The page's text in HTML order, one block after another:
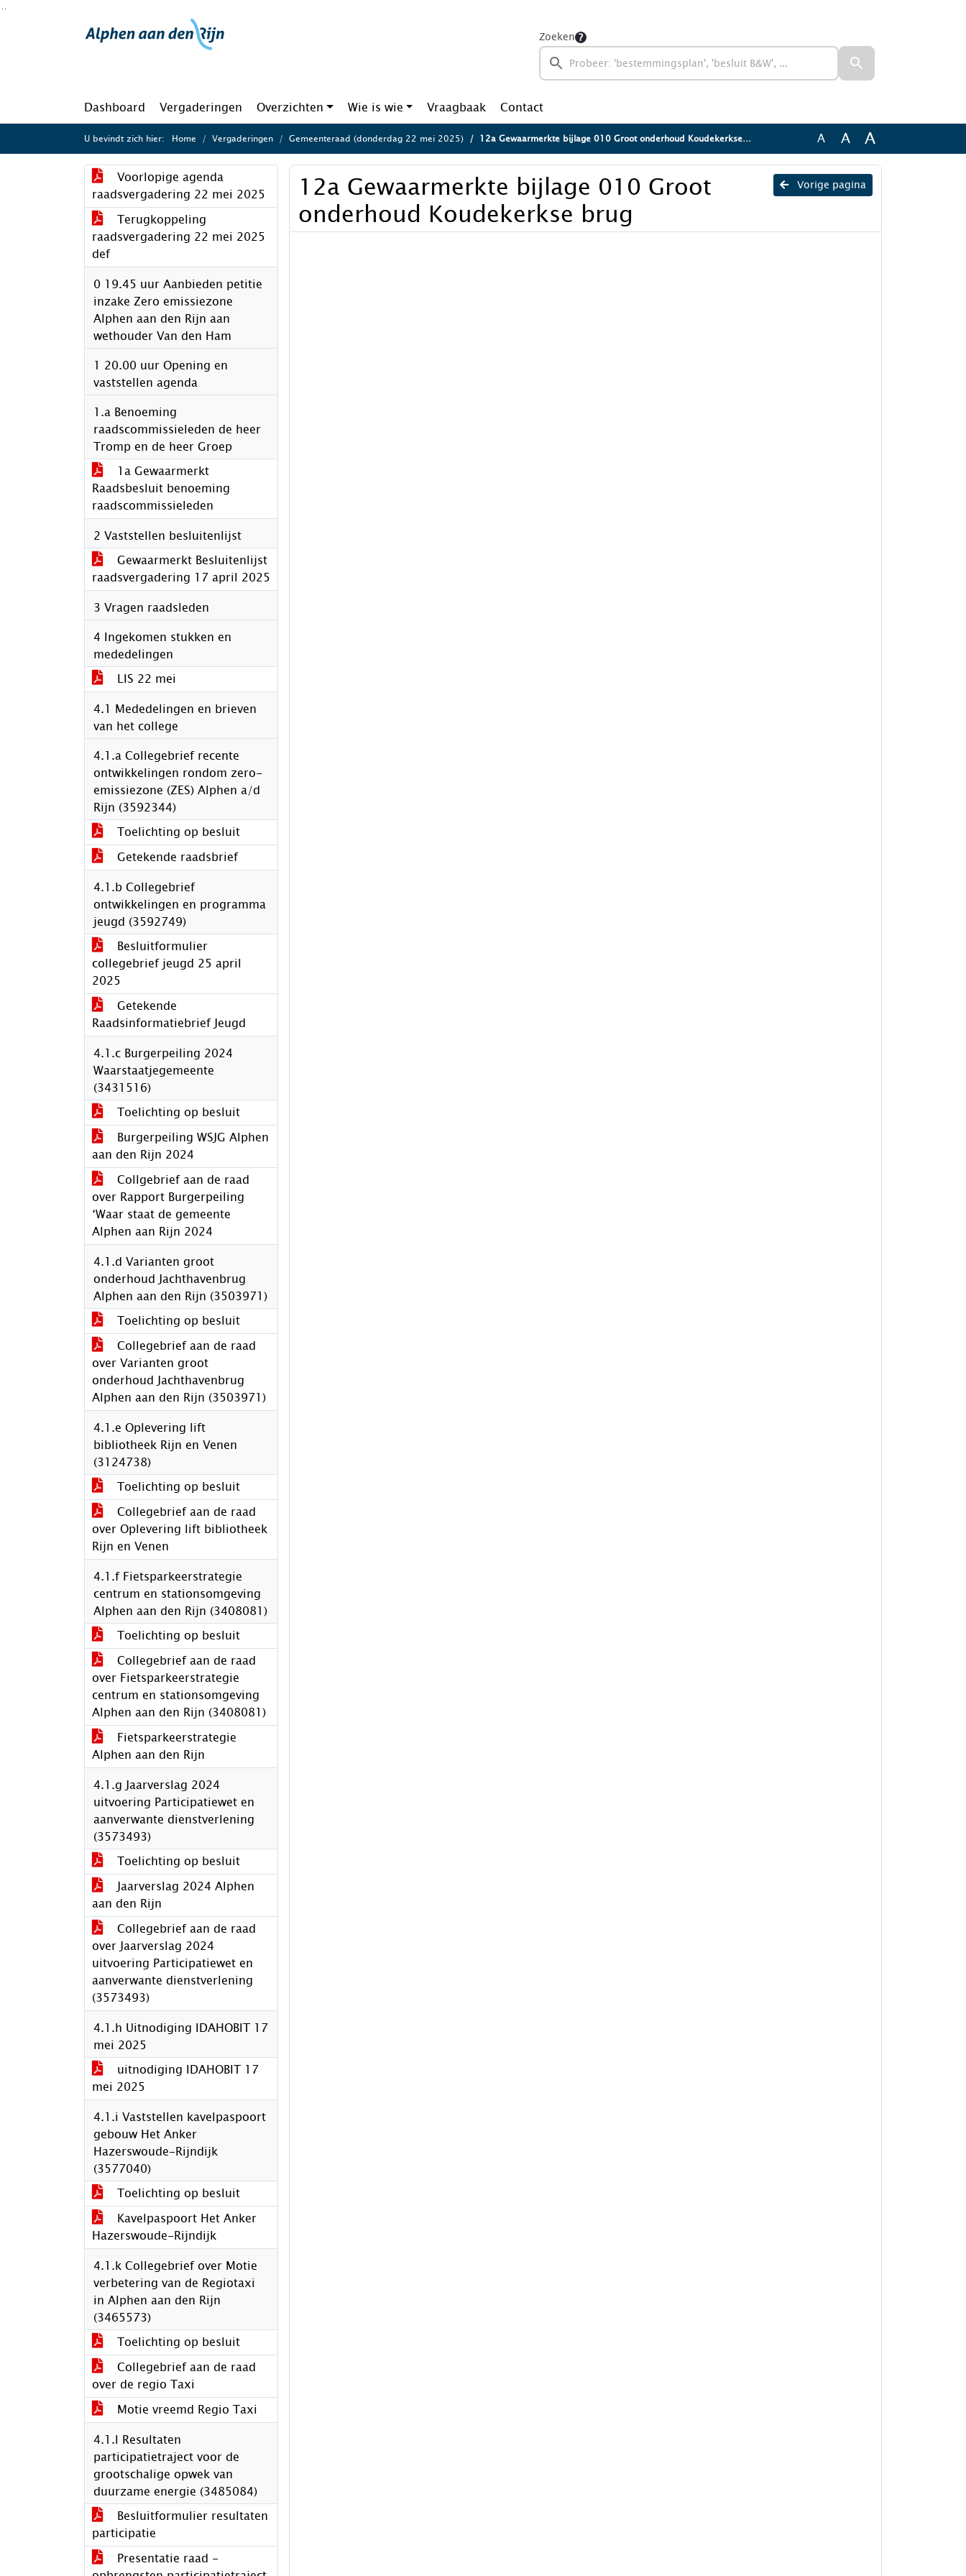
Ga naar de inhoud van deze pagina
Zoeken
Dashboard Vergaderingen Overzichten Wie is wie Vraagbaak Contact
U bevindt zich hier: Home Vergaderingen Gemeenteraad (donderdag 22 mei 2025) 12a Gewaarmerkte bijlage 010 Groot onderhoud Koudekerkse brug A A A
Voorlopige agenda
raadsvergadering 22 mei 2025
Terugkoppeling
raadsvergadering 22 mei 2025
def
0 19.45 uur Aanbieden petitie
inzake Zero emissiezone
Alphen aan den Rijn aan
wethouder Van den Ham
1 20.00 uur Opening en
vaststellen agenda
1.a Benoeming
raadscommissieleden de heer
Tromp en de heer Groep
1a Gewaarmerkt
Raadsbesluit benoeming
raadscommissieleden
2 Vaststellen besluitenlijst
Gewaarmerkt Besluitenlijst
raadsvergadering 17 april 2025
3 Vragen raadsleden
4 Ingekomen stukken en
mededelingen
LIS 22 mei
4.1 Mededelingen en brieven
van het college
4.1.a Collegebrief recente
ontwikkelingen rondom zero-
emissiezone (ZES) Alphen a/d
Rijn (3592344)
Toelichting op besluit
Getekende raadsbrief
4.1.b Collegebrief
ontwikkelingen en programma
jeugd (3592749)
Besluitformulier
collegebrief jeugd 25 april
2025
Getekende
Raadsinformatiebrief Jeugd
4.1.c Burgerpeiling 2024
Waarstaatjegemeente
(3431516)
Toelichting op besluit
Burgerpeiling WSJG Alphen
aan den Rijn 2024
Collgebrief aan de raad
over Rapport Burgerpeiling
‘Waar staat de gemeente
Alphen aan Rijn 2024
4.1.d Varianten groot
onderhoud Jachthavenbrug
Alphen aan den Rijn (3503971)
Toelichting op besluit
Collegebrief aan de raad
over Varianten groot
onderhoud Jachthavenbrug
Alphen aan den Rijn (3503971)
4.1.e Oplevering lift
bibliotheek Rijn en Venen
(3124738)
Toelichting op besluit
Collegebrief aan de raad
over Oplevering lift bibliotheek
Rijn en Venen
4.1.f Fietsparkeerstrategie
centrum en stationsomgeving
Alphen aan den Rijn (3408081)
Toelichting op besluit
Collegebrief aan de raad
over Fietsparkeerstrategie
centrum en stationsomgeving
Alphen aan den Rijn (3408081)
Fietsparkeerstrategie
Alphen aan den Rijn
4.1.g Jaarverslag 2024
uitvoering Participatiewet en
aanverwante dienstverlening
(3573493)
Toelichting op besluit
Jaarverslag 2024 Alphen
aan den Rijn
Collegebrief aan de raad
over Jaarverslag 2024
uitvoering Participatiewet en
aanverwante dienstverlening
(3573493)
4.1.h Uitnodiging IDAHOBIT 17
mei 2025
uitnodiging IDAHOBIT 17
mei 2025
4.1.i Vaststellen kavelpaspoort
gebouw Het Anker
Hazerswoude-Rijndijk
(3577040)
Toelichting op besluit
Kavelpaspoort Het Anker
Hazerswoude-Rijndijk
4.1.k Collegebrief over Motie
verbetering van de Regiotaxi
in Alphen aan den Rijn
(3465573)
Toelichting op besluit
Collegebrief aan de raad
over de regio Taxi
Motie vreemd Regio Taxi
4.1.l Resultaten
participatietraject voor de
grootschalige opwek van
duurzame energie (3485084)
Besluitformulier resultaten
participatie
Presentatie raad -
Vorige pagina
12a Gewaarmerkte bijlage 010 Groot
onderhoud Koudekerkse brug